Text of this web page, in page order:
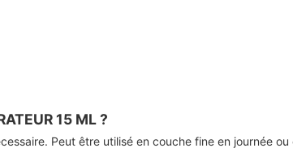
15 ML ?
Peut être utilisé en couche fine en journée